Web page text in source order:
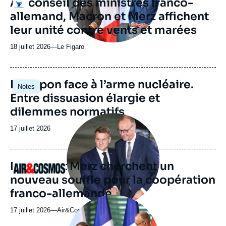
ou
émission
Logo
Au conseil des ministres franco-
allemand, Macron et Merz affichent
leur unité contre vents et marées
18 juillet 2026—Nom
journal,
ou
émission
Le Figaro
Notes
Image
principale
Le Japon face à l’arme nucléaire.
Entre dissuasion élargie et
dilemmes normatifs
Date
publication
17 juillet 2026
Logo
Image
principale
médiatique
Macron et Merz cherchent un
nouveau souffle pour la coopération
franco-allemande
17 juillet 2026—Nom
Air&Cosmos
Image
principale
médiatique